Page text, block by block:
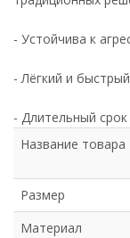
- Устойчива к
- Лёгкий и
- Длительный
Название товара
Размер
Материал